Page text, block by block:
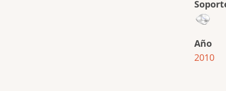
Año
2010